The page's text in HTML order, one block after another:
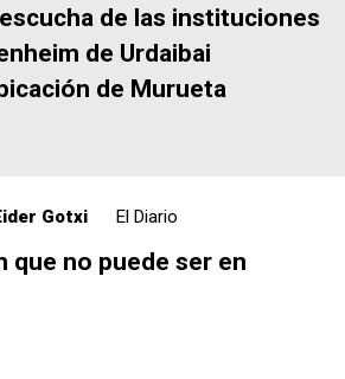
de las instituciones
de Urdaibai
de Murueta
Gotxi El Diario
que no puede ser en